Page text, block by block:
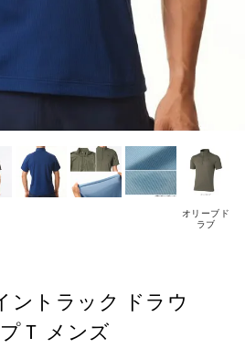
オリーブド
ラブ
トラック ドラウ
Ｔ メンズ